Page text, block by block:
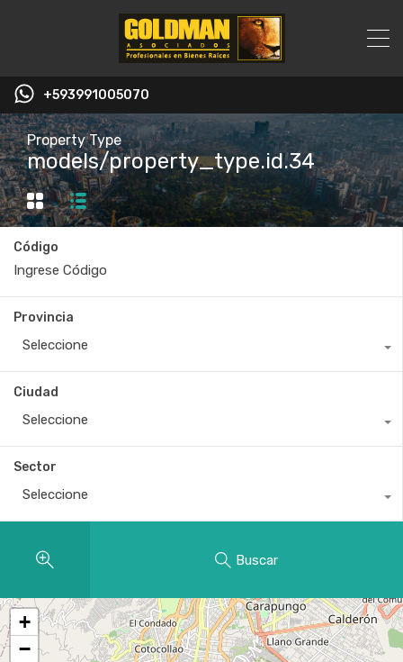
+593991005070
Property Type
models/property_type.id.34
Código
Provincia
Seleccione
Ciudad
Seleccione
Sector
Seleccione
Buscar
+
−